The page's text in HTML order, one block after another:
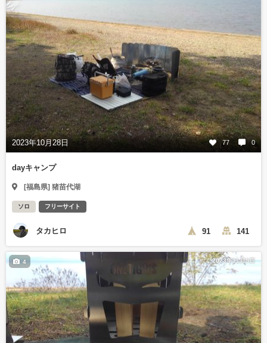
2023年10月28日 77 0
dayキャンプ
[福島県] 猪苗代湖
ソロ フリーサイト
タカヒロ 91 141
2023年11月5日
4